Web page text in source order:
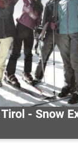
- Snow